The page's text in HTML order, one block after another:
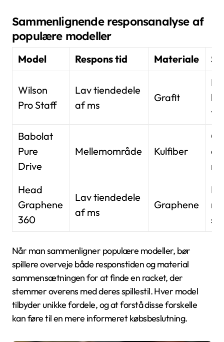
Sammenlignende responsanalyse af
populære modeller
Model Respons tid Materiale
Wilson
Pro Staff
Lav tiendedele
af ms
Grafit
Babolat
Pure
Drive
Mellemområde Kulfiber
Head
Graphene
360
Lav tiendedele
af ms
Graphene
Når man sammenligner populære modeller, bør
spillere overveje både responstiden og material
sammensætningen for at finde en racket, der
stemmer overens med deres spillestil. Hver model
tilbyder unikke fordele, og at forstå disse forskelle
kan føre til en mere informeret købsbeslutning.